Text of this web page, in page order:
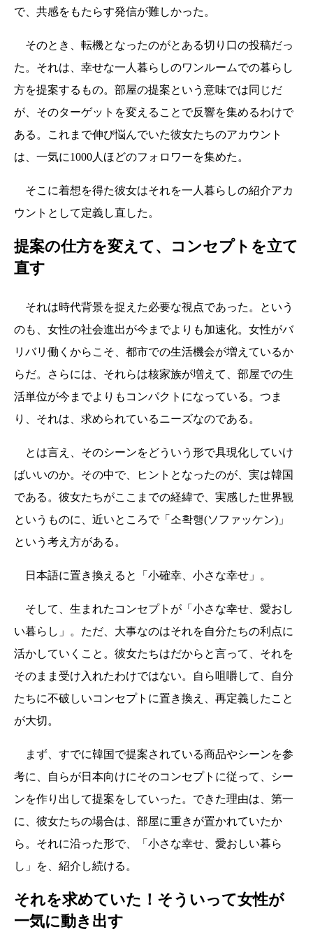
で、共感をもたらす発信が難しかった。
そのとき、転機となったのがとある切り口の投稿だっ
た。それは、幸せな一人暮らしのワンルームでの暮らし
方を提案するもの。部屋の提案という意味では同じだ
が、そのターゲットを変えることで反響を集めるわけで
ある。これまで伸び悩んでいた彼女たちのアカウント
は、一気に1000人ほどのフォロワーを集めた。
そこに着想を得た彼女はそれを一人暮らしの紹介アカ
ウントとして定義し直した。
提案の仕方を変えて、コンセプトを立て
直す
それは時代背景を捉えた必要な視点であった。という
のも、女性の社会進出が今までよりも加速化。女性がバ
リバリ働くからこそ、都市での生活機会が増えているか
らだ。さらには、それらは核家族が増えて、部屋での生
活単位が今までよりもコンパクトになっている。つま
り、それは、求められているニーズなのである。
とは言え、そのシーンをどういう形で具現化していけ
ばいいのか。その中で、ヒントとなったのが、実は韓国
である。彼女たちがここまでの経緯で、実感した世界観
というものに、近いところで「소확행(ソファッケン)」
という考え方がある。
日本語に置き換えると「小確幸、小さな幸せ」。
そして、生まれたコンセプトが「小さな幸せ、愛おし
い暮らし」。ただ、大事なのはそれを自分たちの利点に
活かしていくこと。彼女たちはだからと言って、それを
そのまま受け入れたわけではない。自ら咀嚼して、自分
たちに不破しいコンセプトに置き換え、再定義したこと
が大切。
まず、すでに韓国で提案されている商品やシーンを参
考に、自らが日本向けにそのコンセプトに従って、シー
ンを作り出して提案をしていった。できた理由は、第一
に、彼女たちの場合は、部屋に重きが置かれていたか
ら。それに沿った形で、「小さな幸せ、愛おしい暮ら
し」を、紹介し続ける。
それを求めていた！そういって女性が
一気に動き出す